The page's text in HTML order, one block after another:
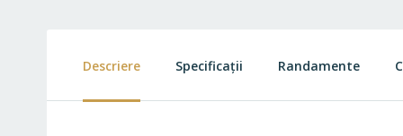
images
Descriere Specificații Randamente